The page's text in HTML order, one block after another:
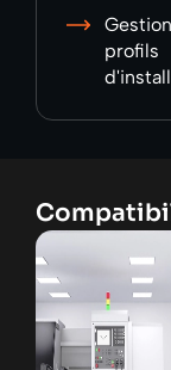
profils